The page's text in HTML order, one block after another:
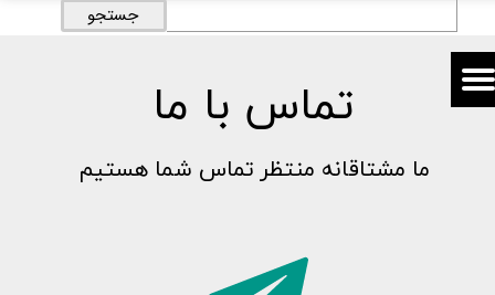
جستجو
تماس با ما
ما مشتاقانه منتظر تماس شما هستیم